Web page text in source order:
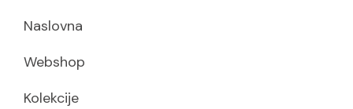
Naslovna
Webshop
Kolekcije